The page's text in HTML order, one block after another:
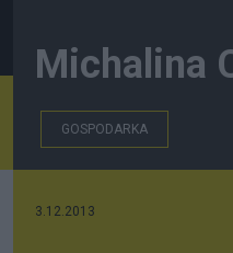
Michalina
GOSPODARKA
3.12.2013